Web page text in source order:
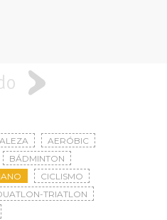
AERÓBIC
BÁDMINTON
CICLISMO
TRIATLON